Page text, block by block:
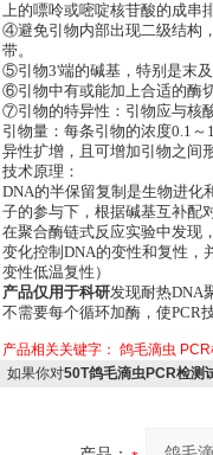
上的嘌呤或嘧啶核苷酸的成串
④避免引物内部出现二级结构
带。
⑤引物3'端的碱基，特别是末
⑥引物中有或能加上合适的酶
⑦引物的特异性：引物应与核
引物量：每条引物的浓度0.1
异性扩增，且可增加引物之间
技术原理：
DNA的半保留复制是生物进化
子的参与下，根据碱基互补配
在聚合酶链式反应实验中发现
变化控制DNA的变性和复性，
变性低温复性）
产品仅用于科研发现耐热DNA
不需要每个循环加酶，使PCR
产品相关关键字： 鸽毛滴虫
如果你对50T鸽毛滴虫PCR检测